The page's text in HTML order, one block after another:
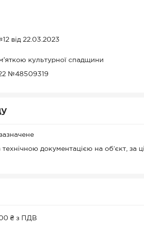
від 22.03.2023
культурної спадщини
№48509319
технічною документацією на об’єкт,
₴ з ПДВ